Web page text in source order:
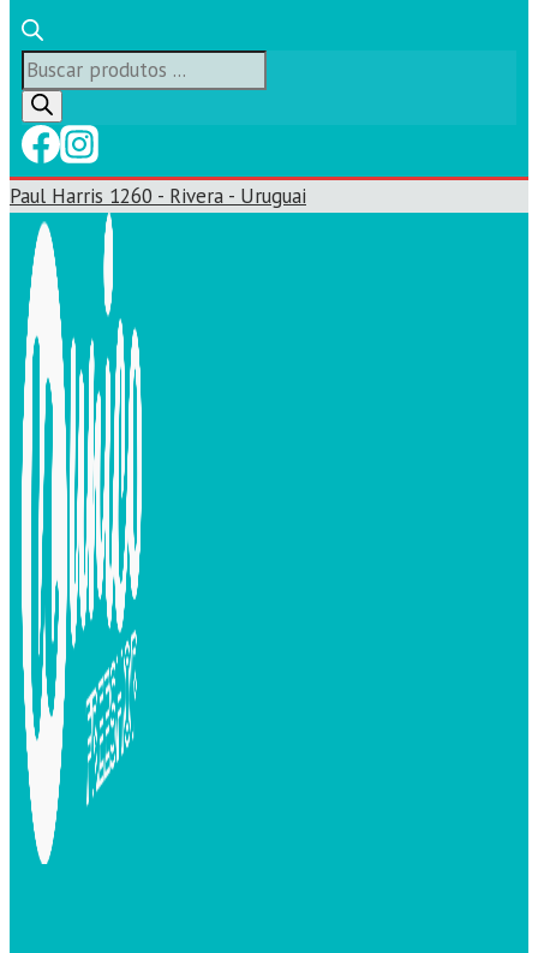
Búsqueda
de
productos
Paul Harris 1260 - Rivera - Uruguai